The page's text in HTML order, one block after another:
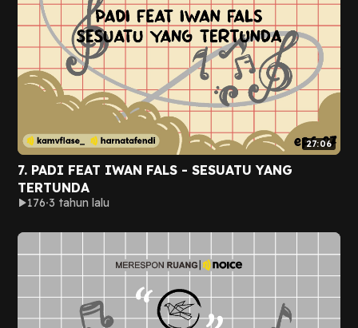
27:06
7. PADI FEAT IWAN FALS - SESUATU YANG
TERTUNDA
176 3 tahun lalu